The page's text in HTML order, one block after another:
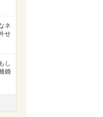
ネ
せ
し
婚